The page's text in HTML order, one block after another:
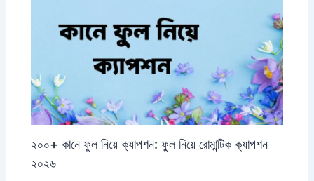
২০০+ কানে ফুল নিয়ে ক্যাপশন: ফুল নিয়ে রোমান্টিক ক্যাপশন
২০২৬